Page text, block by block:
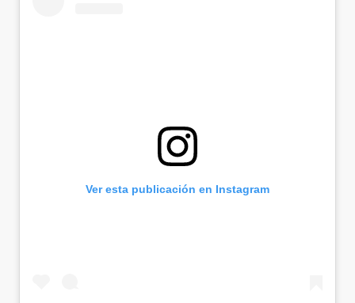
Ver esta publicación en Instagram